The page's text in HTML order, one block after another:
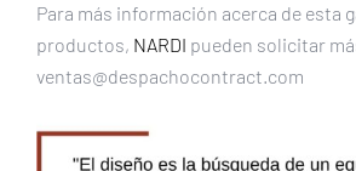
Para más información acerca de esta
productos, NARDI pueden solicitar
ventas@despachocontract.com